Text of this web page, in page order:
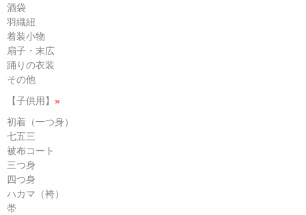
酒袋
羽織紐
着装小物
扇子・末広
踊りの衣装
その他
【子供用】 »
初着（一つ身）
七五三
被布コート
三つ身
四つ身
ハカマ（袴）
帯